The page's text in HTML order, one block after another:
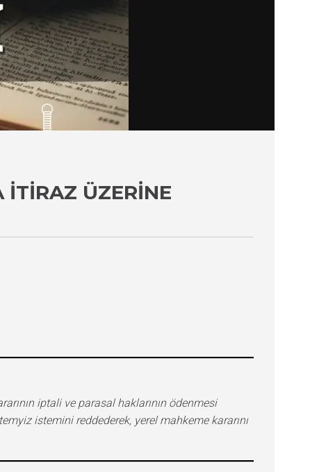
İTIRAZ ÜZERINE
iptali ve parasal haklarının ödenmesi
istemini reddederek, yerel mahkeme kararını